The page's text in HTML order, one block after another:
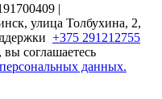
|
улица Толбухина, 2,
+375 291212755
соглашаетесь
данных.